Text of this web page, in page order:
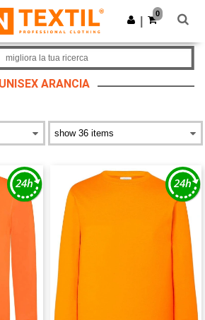
sull'app!
Scarica app
0
ARANCIA
migliora la tua ricerca